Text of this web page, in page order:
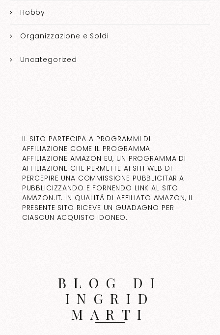
Hobby
Organizzazione e Soldi
Uncategorized
IL SITO PARTECIPA A PROGRAMMI DI
AFFILIAZIONE COME IL PROGRAMMA
AFFILIAZIONE AMAZON EU, UN PROGRAMMA DI
AFFILIAZIONE CHE PERMETTE AI SITI WEB DI
PERCEPIRE UNA COMMISSIONE PUBBLICITARIA
PUBBLICIZZANDO E FORNENDO LINK AL SITO
AMAZON.IT. IN QUALITÀ DI AFFILIATO AMAZON, IL
PRESENTE SITO RICEVE UN GUADAGNO PER
CIASCUN ACQUISTO IDONEO.
BLOG DI
INGRID
MARTI